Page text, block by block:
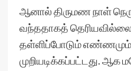
ஆனால் திருமண நாள்
வந்ததாகத்
தள்ளிப்போடும் எண்ணமும்
முறியடிக்கப்பட்டது. ஆக